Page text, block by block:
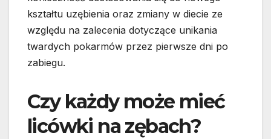
kształtu uzębienia oraz zmiany w diecie ze
względu na zalecenia dotyczące unikania
twardych pokarmów przez pierwsze dni po
zabiegu.
Czy każdy może mieć
licówki na zębach?